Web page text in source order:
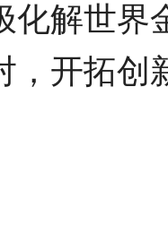
化解世
，开拓创